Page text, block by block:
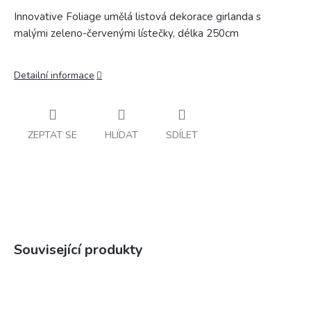
Innovative Foliage umělá listová dekorace girlanda s
malými zeleno-červenými lístečky, délka 250cm
Detailní informace
ZEPTAT SE HLÍDAT SDÍLET
Související produkty